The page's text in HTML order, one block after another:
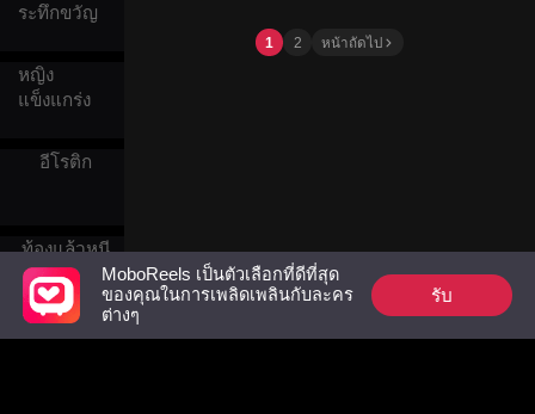
ระทึกขวัญ
หญิง
แข็งแกร่ง
อีโรติก
ท้องแล้วหนี
การไถ่ถอน
คาดคิด ในที่สุดเธอก็ให้
กำเนิดลูกแฝดห้า ได้แก่
หาเงิน เพื่อให้หร่วนหนิงเซี่ย
ไม่สามารถทิ้งเขาไปได้อีก
มาก็ท้องลูกแฝดแล้วจากไป
1 2 หน้าถัดไป
MoboReels เป็นตัวเลือกที่ดีที่สุด
ของคุณในการเพลิดเพลินกับละคร
ต่างๆ
รับ